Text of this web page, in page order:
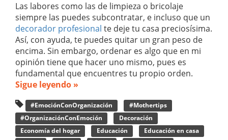
Las labores como las de limpieza o bricolaje
siempre las puedes subcontratar, e incluso que un
decorador profesional te deje tu casa preciosísima.
Así, con ayuda, te puedes quitar un gran peso de
encima. Sin embargo, ordenar es algo que en mi
opinión tiene que hacer uno mismo, pues es
fundamental que encuentres tu propio orden.
Sigue leyendo »
#EmociónConOrganización
#Mothertips
#OrganizaciónConEmoción
Decoración
Economía del hogar
Educación
Educación en casa